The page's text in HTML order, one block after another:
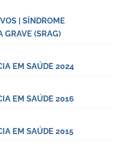
| SÍNDROME
GRAVE (SRAG)
EM SAÚDE 2024
EM SAÚDE 2016
EM SAÚDE 2015